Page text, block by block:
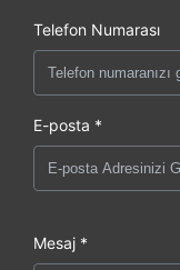
Telefon Numarası
E-posta *
Mesaj *